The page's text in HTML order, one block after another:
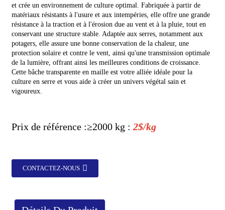
et crée un environnement de culture optimal. Fabriquée à partir de
matériaux résistants à l'usure et aux intempéries, elle offre une grande
résistance à la traction et à l'érosion due au vent et à la pluie, tout en
conservant une structure stable. Adaptée aux serres, notamment aux
potagers, elle assure une bonne conservation de la chaleur, une
protection solaire et contre le vent, ainsi qu'une transmission optimale
de la lumière, offrant ainsi les meilleures conditions de croissance.
Cette bâche transparente en maille est votre alliée idéale pour la
culture en serre et vous aide à créer un univers végétal sain et
vigoureux.
Prix ​​de référence :≥2000 kg : 2$/kg
CONTACTEZ-NOUS